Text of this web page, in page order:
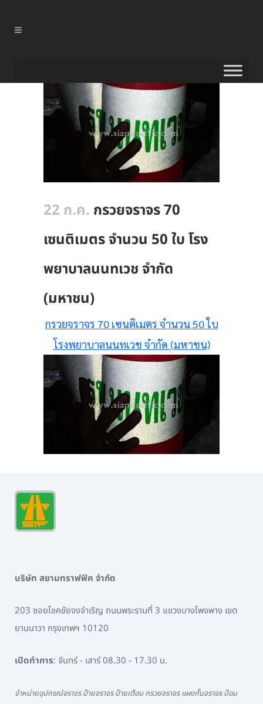
22 ก.ค. กรวยจราจร 70
เซนติเมตร จำนวน 50 ใบ โรง
พยาบาลนนทเวช จำกัด
(มหาชน)
กรวยจราจร 70 เซนติเมตร จำนวน 50 ใบ
โรงพยาบาลนนทเวช จำกัด (มหาชน)
บริษัท สยามทราฟฟิค จำกัด
203 ซอยโชคชัยจงจำเริญ ถนนพระรามที่ 3 แขวงบางโพงพาง เขต
ยานนาวา กรุงเทพฯ 10120
เปิดทำการ: จันทร์ - เสาร์ 08.30 - 17.30 น.
จำหน่ายอุปกรณ์จราจร ป้ายจราจร ป้ายเตือน กรวยจราจร แผงกั้นจราจร ป้อม